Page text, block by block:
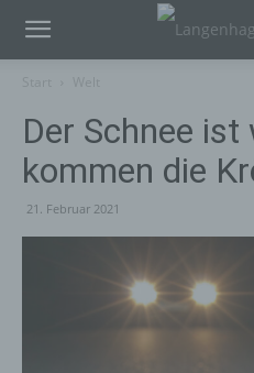
Der Schnee
kommen die
21. Februar 2021